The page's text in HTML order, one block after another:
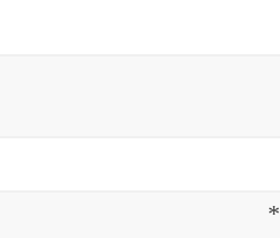
*